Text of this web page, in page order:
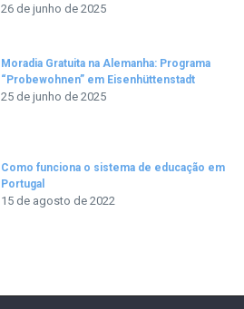
26 de junho de 2025
Moradia Gratuita na Alemanha: Programa
“Probewohnen” em Eisenhüttenstadt
25 de junho de 2025
Como funciona o sistema de educação em
Portugal
15 de agosto de 2022